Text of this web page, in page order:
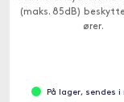
(maks. 85dB)
ører.
På lager, sendes i